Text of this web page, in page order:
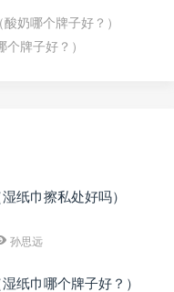
奶哪个牌子好？）
牌子好？）
纸巾擦私处好吗）
孙思远
纸巾哪个牌子好？）